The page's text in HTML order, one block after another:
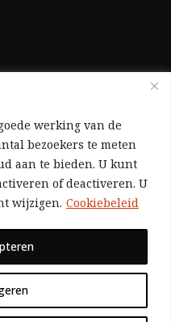
werking van de
bezoekers te meten
aan te bieden. U kunt
of deactiveren. U
wijzigen. Cookiebeleid
gefinancierd zijn
sponsors), zijn we
tijdschrift uitsluitend
steun van onze
solidariteit.